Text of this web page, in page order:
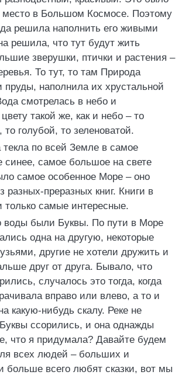
место в Большом Космосе. Поэтому
решила наполнить его живыми
решила, что тут будут жить
зверушки, птички и растения –
То тут, то там Природа
пруды, наполнила их хрустальной
смотрелась в небо и
такой же, как и небо – то
то голубой, то зеленоватой.
по всей Земле в самое
синее, самое большое на свете
самое особенное Море – оно
разных-преразных книг. Книги в
самые интересные.
воды были Буквы. По пути в Море
одна на другую, некоторые
другие не хотели дружить и
друг от друга. Бывало, что
случалось это тогда, когда
вправо или влево, а то и
какую-нибудь скалу. Реке не
ссорились, и она однажды
что я придумала? Давайте будем
всех людей – больших и
больше всего любят сказки, вот мы